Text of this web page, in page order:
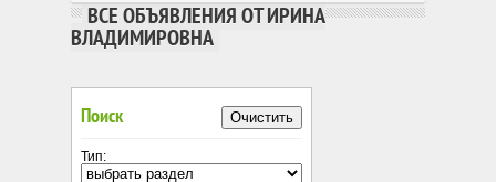
ВСЕ ОБЪЯВЛЕНИЯ ОТ ИРИНА
ВЛАДИМИРОВНА
Поиск Очистить
Тип: